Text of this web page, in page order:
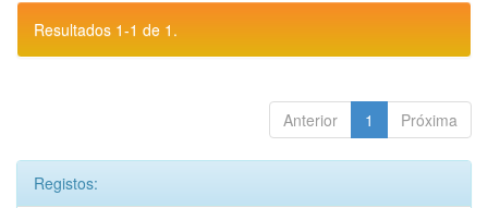
Resultados 1-1 de 1.
Anterior 1 Próxima
Registos: